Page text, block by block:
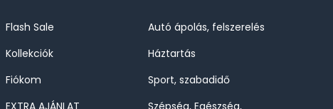
Flash Sale
Kollekciók
Fiókom
EXTRA AJÁNLAT
Autó ápolás, felszerelés
Háztartás
Sport, szabadidő
Szépség, Egészség,